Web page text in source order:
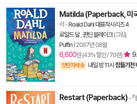
Matilda (Paperback, 미
서 -Roald Dahl 대표작시리즈 4
로알드 달, 퀸틴 블레이크(그림)
Puffin 2007년 08월
6,600원 (43% 할인 / 70원)
양탄자배송 내일 밤 11시 잠들기전
Restart (Paperback) -